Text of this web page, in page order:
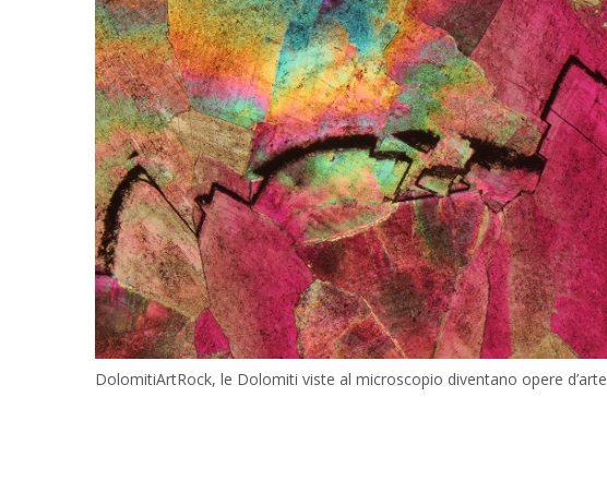
DolomitiArtRock, le Dolomiti viste al microscopio diventano opere d’arte